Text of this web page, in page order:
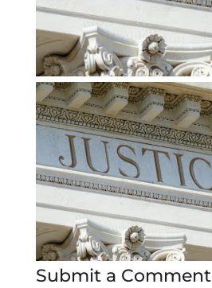
Submit a Comment